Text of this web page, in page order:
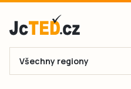
E-mail
Všechny regiony